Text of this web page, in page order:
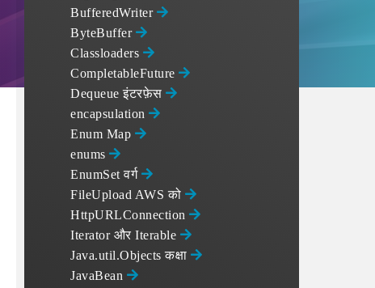
BufferedWriter
ByteBuffer
Classloaders
CompletableFuture
Dequeue इंटरफ़ेस
encapsulation
Enum Map
enums
EnumSet वर्ग
FileUpload AWS को
HttpURLConnection
Iterator और Iterable
Java.util.Objects कक्षा
JavaBean